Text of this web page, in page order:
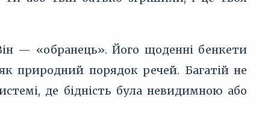
— «обранець». Його щоденні бенкети
природний порядок речей. Багатій не
де бідність була невидимною або